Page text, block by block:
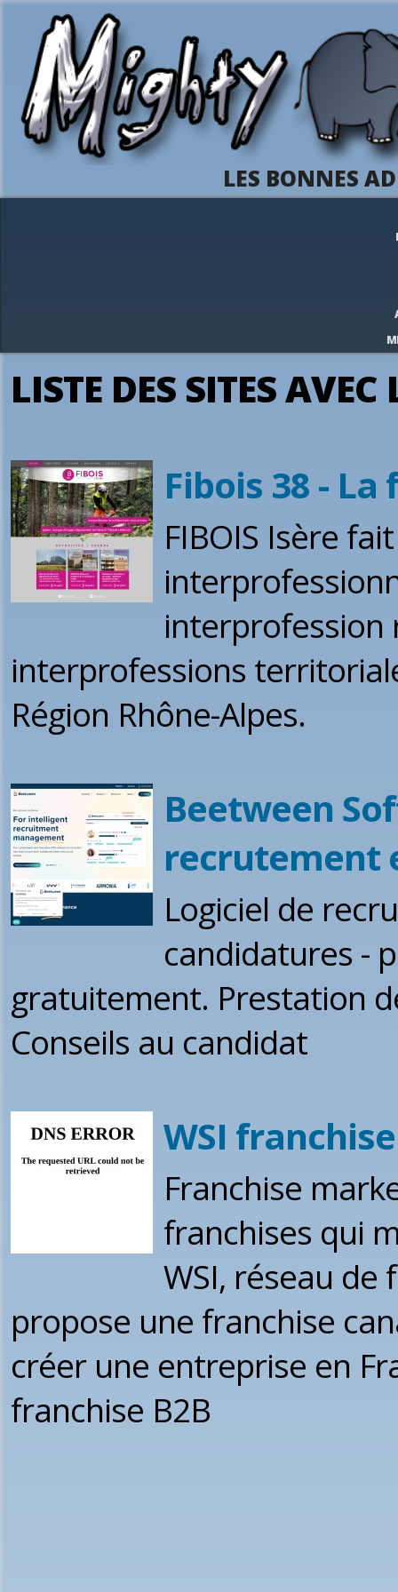
LES BONNES
LISTE DES SITES
Fibois 38 -
FIBOIS Isère
interprofession
interprofessions
Région Rhône-Alpes.
Beetween
recrutement
Logiciel de
candidatures -
gratuitement. Prestation
Conseils au candidat
WSI
Franchise
franchises qui
WSI, réseau
propose une franchise
créer une entreprise en
franchise B2B